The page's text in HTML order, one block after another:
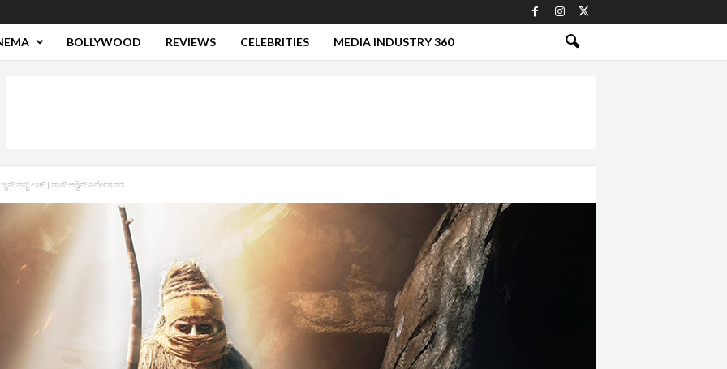
BOLLYWOOD REVIEWS CELEBRITIES MEDIA INDUSTRY 360
ಫಸ್ಟ್ ಲುಕ್‌ | ನಾಗ್‌ ಅಶ್ವಿನ್‌ ನಿರ್ದೇಶನದ...